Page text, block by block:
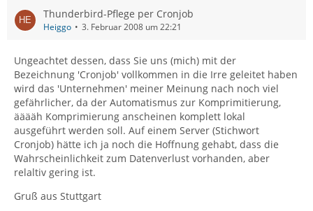
Thunderbird-Pflege per Cronjob
Heiggo 3. Februar 2008 um 22:21
Ungeachtet dessen, dass Sie uns (mich) mit der
Bezeichnung 'Cronjob' vollkommen in die Irre geleitet haben
wird das 'Unternehmen' meiner Meinung nach noch viel
gefährlicher, da der Automatismus zur Komprimitierung,
ääääh Komprimierung anscheinen komplett lokal
ausgeführt werden soll. Auf einem Server (Stichwort
Cronjob) hätte ich ja noch die Hoffnung gehabt, dass die
Wahrscheinlichkeit zum Datenverlust vorhanden, aber
relaltiv gering ist.
Gruß aus Stuttgart